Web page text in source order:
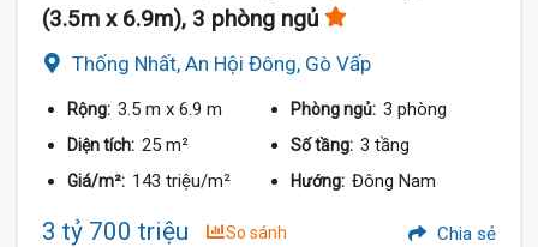
(3.5m x 6.9m), 3 phòng ngủ
Thống Nhất, An Hội Đông, Gò Vấp
Rộng: 3.5 m x 6.9 m Phòng ngủ: 3 phòng
Diện tích: 25 m² Số tầng: 3 tầng
Giá/m²: 143 triệu/m² Hướng: Đông Nam
3 tỷ 700 triệu So sánh Chia sẻ